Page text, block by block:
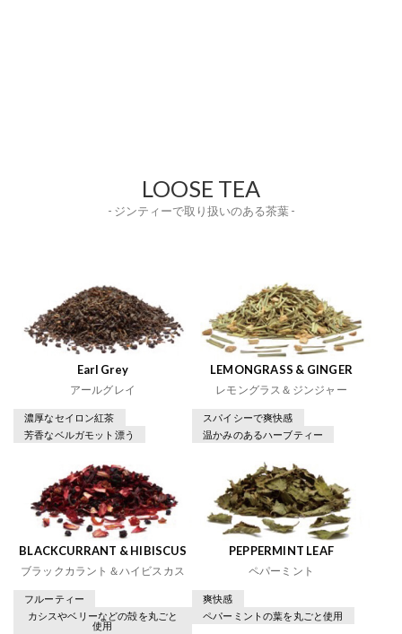
LOOSE TEA
- ジンティーで取り扱いのある茶葉 -
Earl Grey
アールグレイ
濃厚なセイロン紅茶
芳香なベルガモット漂う
LEMONGRASS & GINGER
レモングラス＆ジンジャー
スパイシーで爽快感
温かみのあるハーブティー
BLACKCURRANT & HIBISCUS
ブラックカラント＆ハイビスカス
フルーティー
カシスやベリーなどの殻を丸ごと
使用
PEPPERMINT LEAF
ペパーミント
爽快感
ペパーミントの葉を丸ごと使用